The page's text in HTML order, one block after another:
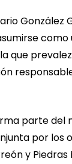
González
como
que
parte del
por los
y Piedras